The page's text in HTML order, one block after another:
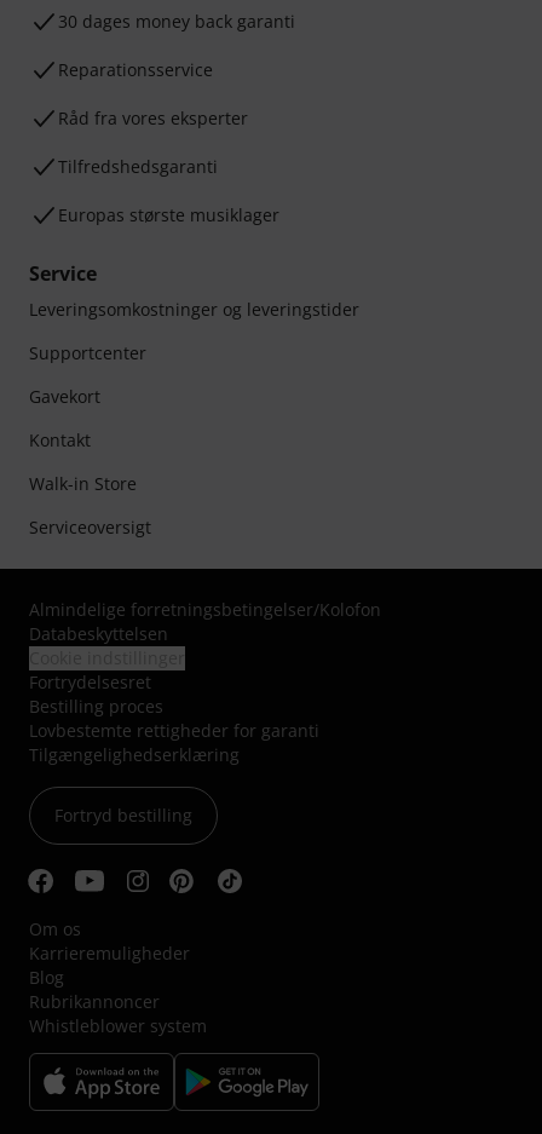
30 dages money back garanti
Reparationsservice
Råd fra vores eksperter
Tilfredshedsgaranti
Europas største musiklager
Service
Leveringsomkostninger og leveringstider
Supportcenter
Gavekort
Kontakt
Walk-in Store
Serviceoversigt
Almindelige forretningsbetingelser/Kolofon
Databeskyttelsen
Fortrydelsesret
Bestilling proces
Lovbestemte rettigheder for garanti
Tilgængelighedserklæring
Fortryd bestilling
Om os
Karrieremuligheder
Blog
Rubrikannoncer
Whistleblower system